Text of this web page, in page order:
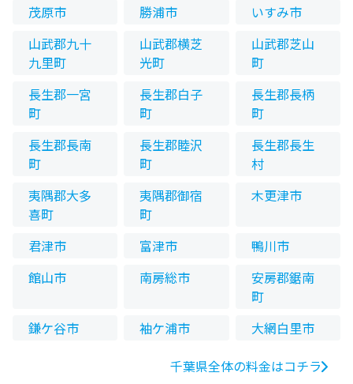
茂原市 勝浦市
いすみ市
山武郡九十
九里町
山武郡横芝
光町
山武郡芝山
町
長生郡一宮
町
長生郡白子
町
長生郡長柄
町
長生郡長南
町
長生郡睦沢
町
長生郡長生
村
夷隅郡大多
喜町
夷隅郡御宿
町
木更津市
君津市 富津市
鴨川市
館山市
南房総市
安房郡鋸南
町
鎌ケ谷市
袖ケ浦市
大網白里市
千葉県全体の料金はコチラ